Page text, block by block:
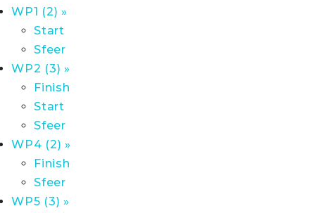
WP1 (2) »
Start
Sfeer
WP2 (3) »
Finish
Start
Sfeer
WP4 (2) »
Finish
Sfeer
WP5 (3) »